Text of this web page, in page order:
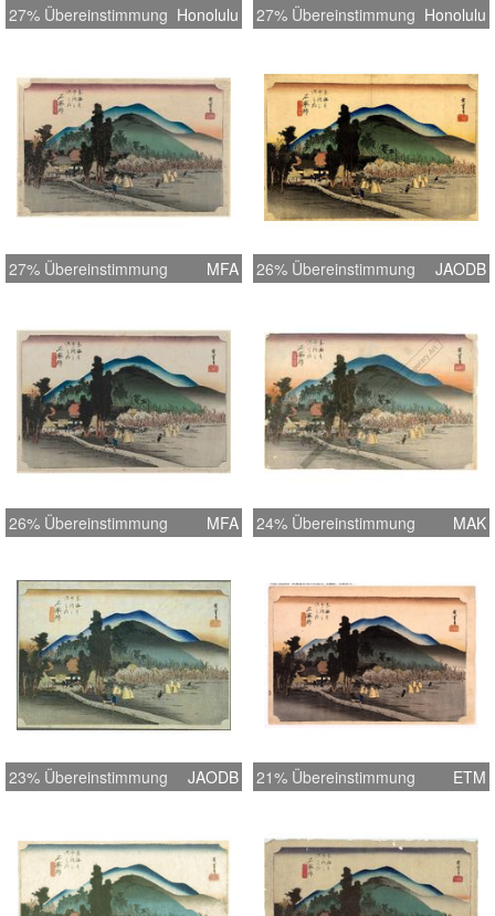
27% Übereinstimmung Honolulu 27% Übereinstimmung Honolulu
27% Übereinstimmung MFA 26% Übereinstimmung JAODB
26% Übereinstimmung MFA 24% Übereinstimmung MAK
23% Übereinstimmung JAODB 21% Übereinstimmung ETM